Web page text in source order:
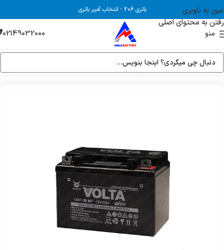
عبور به ناوبری
رفتن به محتوای اصلی
باتری 206 - انتخاب آمپر باتری
منو 02149032000
خانه فروشگاه باتری موتور سیکلت